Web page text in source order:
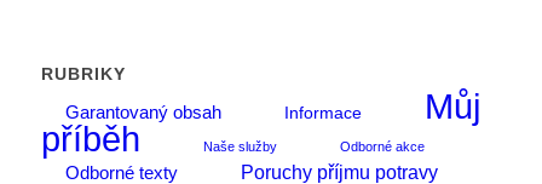
RUBRIKY
Garantovaný obsah
Informace
Můj
příběh
Naše služby Odborné akce
Odborné texty Poruchy příjmu potravy